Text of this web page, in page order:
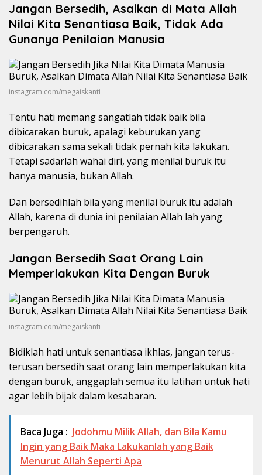
Jangan Bersedih, Asalkan di Mata Allah
Nilai Kita Senantiasa Baik, Tidak Ada
Gunanya Penilaian Manusia
instagram.com/megaiskanti
Tentu hati memang sangatlah tidak baik bila
dibicarakan buruk, apalagi keburukan yang
dibicarakan sama sekali tidak pernah kita lakukan.
Tetapi sadarlah wahai diri, yang menilai buruk itu
hanya manusia, bukan Allah.
Dan bersedihlah bila yang menilai buruk itu adalah
Allah, karena di dunia ini penilaian Allah lah yang
berpengaruh.
Jangan Bersedih Saat Orang Lain
Memperlakukan Kita Dengan Buruk
instagram.com/megaiskanti
Bidiklah hati untuk senantiasa ikhlas, jangan terus-
terusan bersedih saat orang lain memperlakukan kita
dengan buruk, anggaplah semua itu latihan untuk hati
agar lebih bijak dalam kesabaran.
Baca Juga : Jodohmu Milik Allah, dan Bila Kamu
Ingin yang Baik Maka Lakukanlah yang Baik
Menurut Allah Seperti Apa